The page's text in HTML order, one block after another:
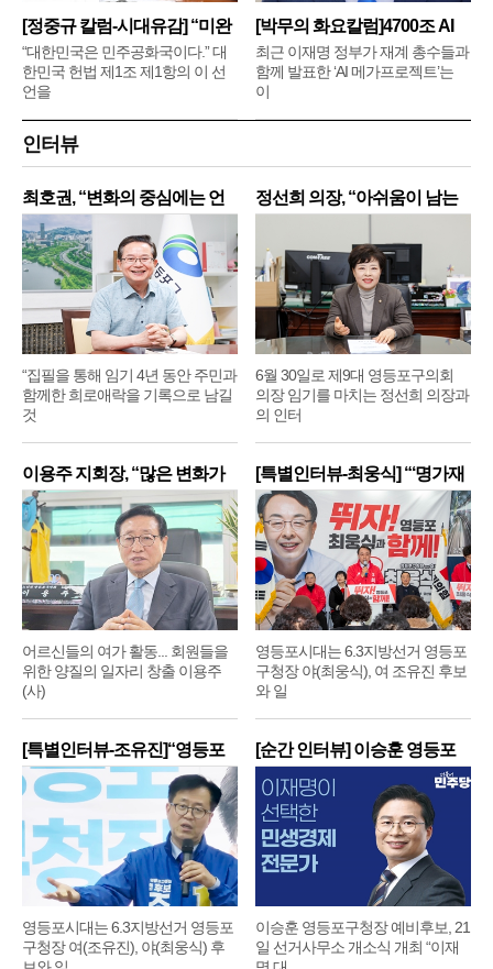
[정중규 칼럼-시대유감] “미완
“대한민국은 민주공화국이다.” 대
한민국 헌법 제1조 제1항의 이 선
언을
[박무의 화요칼럼]4700조 AI
메
최근 이재명 정부가 재계 총수들과
함께 발표한 ‘AI 메가프로젝트’는
이
인터뷰
최호권, “변화의 중심에는 언
제
“집필을 통해 임기 4년 동안 주민과
함께한 희로애락을 기록으로 남길
것
정선희 의장, “아쉬움이 남는
6월 30일로 제9대 영등포구의회
의장 임기를 마치는 정선희 의장과
의 인터
이용주 지회장, “많은 변화가
어르신들의 여가 활동... 회원들을
위한 양질의 일자리 창출 이용주
(사)
[특별인터뷰-최웅식] “‘명가재
영등포시대는 6.3지방선거 영등포
구청장 야(최웅식), 여 조유진 후보
와 일
[특별인터뷰-조유진]“영등포
구
영등포시대는 6.3지방선거 영등포
구청장 여(조유진), 야(최웅식) 후
[순간 인터뷰] 이승훈 영등포
구
이승훈 영등포구청장 예비후보, 21
일 선거사무소 개소식 개최 “이재